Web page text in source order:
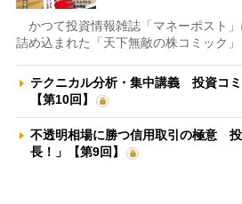
かつて投資情報雑誌「マネーポスト
詰め込まれた「天下無敵の株コミック」
テクニカル分析・集中講義 投資コミ
【第10回】
不透明相場に勝つ信用取引の極意
長！」【第9回】